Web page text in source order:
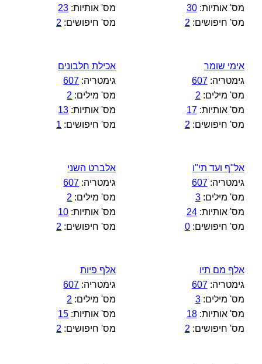
מס' אותיות:30
מס' חיפושים: 2
מס' אותיות: 23
מס' חיפושים: 2
אימי שומר
גימטריה:607
מס' מילים: 2
מס' אותיות:17
מס' חיפושים: 2
אכילת חלבונים
גימטריה: 607
מס' מילים: 2
מס' אותיות: 13
מס' חיפושים: 1
אל"ף ועד תי"ו
גימטריה:607
מס' מילים:3
מס' אותיות:24
מס' חיפושים:0
אלברט השני
גימטריה: 607
מס' מילים: 2
מס' אותיות: 10
מס' חיפושים: 2
אלף מם תיו
גימטריה:607
מס' מילים:3
מס' אותיות:18
מס' חיפושים: 2
אלף פיות
גימטריה: 607
מס' מילים: 2
מס' אותיות: 15
מס' חיפושים: 2